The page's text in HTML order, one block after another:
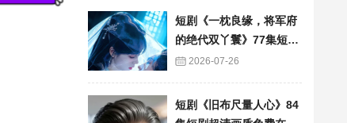
短剧《一枕良缘，将军府
的绝代双丫鬟》77集短剧
完整版免费畅享
2026-07-26
短剧《旧布尺量人心》84